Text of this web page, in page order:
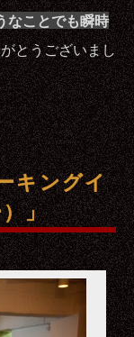
なことでも瞬時
とうございまし
キングイ
」